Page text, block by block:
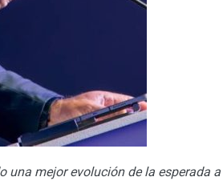
una mejor evolución de la esperada a